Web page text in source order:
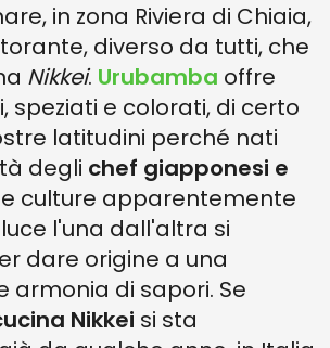
in zona Riviera di Chiaia,
diverso da tutti, che
Nikkei. Urubamba offre
speziati e colorati, di certo
latitudini perché nati
degli chef giapponesi e
culture apparentemente
l'una dall'altra si
dare origine a una
armonia di sapori. Se
Nikkei si sta